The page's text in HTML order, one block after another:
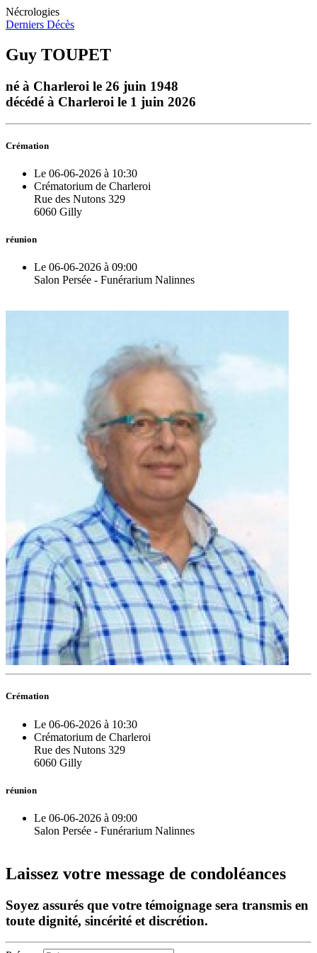
Nécrologies
Derniers Décès
Guy TOUPET
né à Charleroi le 26 juin 1948
décédé à Charleroi le 1 juin 2026
Crémation
Le 06-06-2026 à 10:30
Crématorium de Charleroi
Rue des Nutons 329
6060 Gilly
réunion
Le 06-06-2026 à 09:00
Salon Persée - Funérarium Nalinnes
Crémation
Le 06-06-2026 à 10:30
Crématorium de Charleroi
Rue des Nutons 329
6060 Gilly
réunion
Le 06-06-2026 à 09:00
Salon Persée - Funérarium Nalinnes
Laissez votre message de condoléances
Soyez assurés que votre témoignage sera transmis en
toute dignité, sincérité et discrétion.